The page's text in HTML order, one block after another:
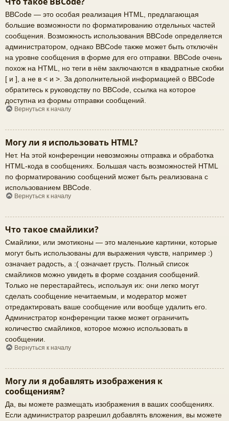
BBCode — это особая реализация HTML, предлагающая
большие возможности по форматированию отдельных частей
сообщения. Возможность использования BBCode определяется
администратором, однако BBCode также может быть отключён
на уровне сообщения в форме для его отправки. BBCode очень
похож на HTML, но теги в нём заключаются в квадратные скобки
[ и ], а не в < и >. За дополнительной информацией о BBCode
обратитесь к руководству по BBCode, ссылка на которое
доступна из формы отправки сообщений.
Вернуться к началу
Могу ли я использовать HTML?
Нет. На этой конференции невозможны отправка и обработка
HTML-кода в сообщениях. Большая часть возможностей HTML
по форматированию сообщений может быть реализована с
использованием BBCode.
Вернуться к началу
Что такое смайлики?
Смайлики, или эмотиконы — это маленькие картинки, которые
могут быть использованы для выражения чувств, например :)
означает радость, а :( означает грусть. Полный список
смайликов можно увидеть в форме создания сообщений.
Только не перестарайтесь, используя их: они легко могут
сделать сообщение нечитаемым, и модератор может
отредактировать ваше сообщение или вообще удалить его.
Администратор конференции также может ограничить
количество смайликов, которое можно использовать в
сообщении.
Вернуться к началу
Могу ли я добавлять изображения к
сообщениям?
Да, вы можете размещать изображения в ваших сообщениях.
Если администратор разрешил добавлять вложения, вы можете